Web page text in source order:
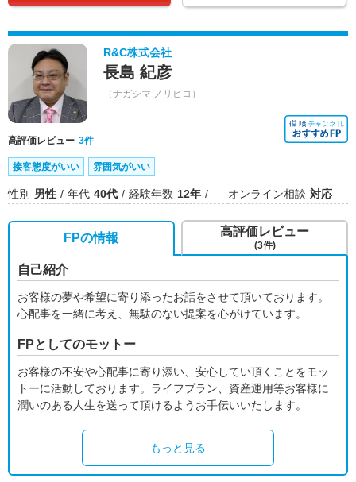
R&C株式会社
長島 紀彦
（ナガシマ ノリヒコ）
高評価レビュー 3件
接客態度がいい 雰囲気がいい
性別 男性 年代 40代 経験年数 12年 オンライン相談 対応
FPの情報
自己紹介
お客様の夢や希望に寄り添ったお話をさせて頂いております。
心配事を一緒に考え、無駄のない提案を心がけています。
FPとしてのモットー
お客様の不安や心配事に寄り添い、安心してい頂くことをモッ
トーに活動しております。ライフプラン、資産運用等お客様に
潤いのある人生を送って頂けるようお手伝いいたします。
もっと見る
高評価レビュー
(3件)